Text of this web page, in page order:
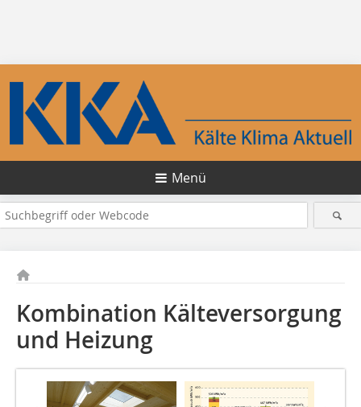
Menü
Kombination Kälteversorgung
und Heizung